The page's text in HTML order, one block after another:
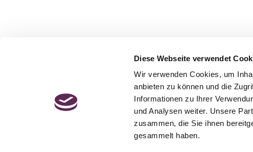
Diese Webseite verwendet
Wir verwenden Cookies, um
anbieten zu können und die
Informationen zu Ihrer
und Analysen weiter. Unsere
zusammen, die Sie ihnen
gesammelt haben.